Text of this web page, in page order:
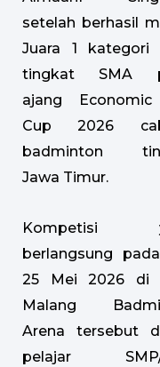
setelah berhasil
Juara 1 kategori
tingkat SMA
ajang
Cup 2026
badminton
Jawa Timur.
Kompetisi
berlangsung
25 Mei 2026 di
Malang
Arena tersebut
pelajar SMP/